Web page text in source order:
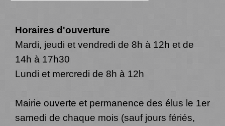
Horaires d'ouverture
Mardi, jeudi et vendredi de 8h à 12h et de
14h à 17h30
Lundi et mercredi de 8h à 12h
Mairie ouverte et permanence des élus le 1er
samedi de chaque mois (sauf jours fériés,